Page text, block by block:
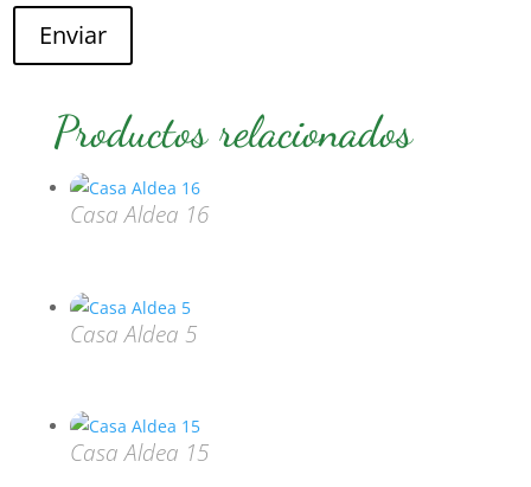
Enviar
Productos relacionados
Casa Aldea 16
Casa Aldea 5
Casa Aldea 15